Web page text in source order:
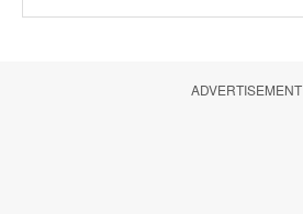
ADVERTISEMENT